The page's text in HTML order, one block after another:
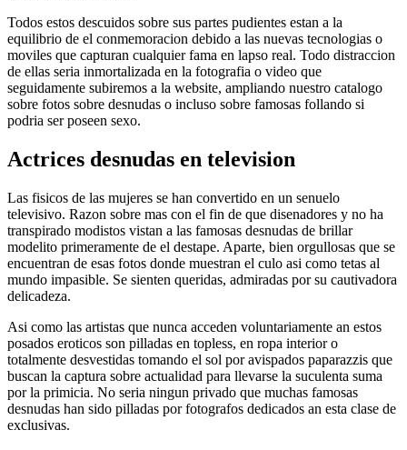
Todos estos descuidos sobre sus partes pudientes estan a la
equilibrio de el conmemoracion debido a las nuevas tecnologias o
moviles que capturan cualquier fama en lapso real. Todo distraccion
de ellas seri­a inmortalizada en la fotografia o video que
seguidamente subiremos a la website, ampliando nuestro catalogo
sobre fotos sobre desnudas o incluso sobre famosas follando si
podri­a ser poseen sexo.
Actrices desnudas en television
Las fisicos de las mujeres se han convertido en un senuelo
televisivo. Razon sobre mas con el fin de que disenadores y no ha
transpirado modistos vistan a las famosas desnudas de brillar
modelito primeramente de el destape. Aparte, bien orgullosas que se
encuentran de esas fotos donde muestran el culo asi­ como tetas al
mundo impasible. Se sienten queridas, admiradas por su cautivadora
delicadeza.
Asi­ como las artistas que nunca acceden voluntariamente an estos
posados eroticos son pilladas en topless, en ropa interior o
totalmente desvestidas tomando el sol por avispados paparazzis que
buscan la captura sobre actualidad para llevarse la suculenta suma
por la primicia. No seri­a ningun privado que muchas famosas
desnudas han sido pilladas por fotografos dedicados an esta clase de
exclusivas.